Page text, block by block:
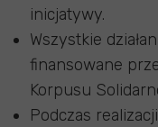
inicjatywy.
Wszystkie
finansowane
Korpusu
Podczas